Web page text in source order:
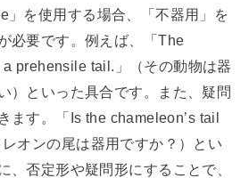
」を使用する場合、「不器用」を
必要です。例えば、「The
prehensile tail.」（その動物は器
）といった具合です。また、疑問
ます。「Is the chameleon’s tail
オンの尾は器用ですか？）とい
、否定形や疑問形にすることで、